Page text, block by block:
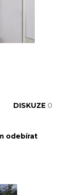
DISKUZE 0